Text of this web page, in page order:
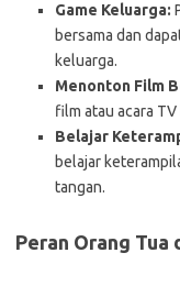
Game Keluarga:
bersama dan
keluarga.
Menonton Film
film atau acara
Belajar
belajar
tangan.
Peran Orang Tua